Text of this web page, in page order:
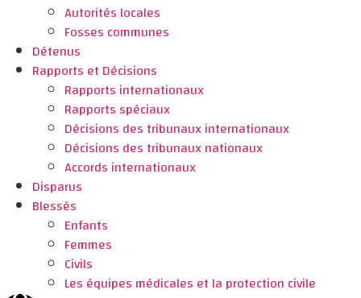
Autorités locales
Fosses communes
Détenus
Rapports et Décisions
Rapports internationaux
Rapports spéciaux
Décisions des tribunaux internationaux
Décisions des tribunaux nationaux
Accords internationaux
Disparus
Blessés
Enfants
Femmes
Civils
Les équipes médicales et la protection civile